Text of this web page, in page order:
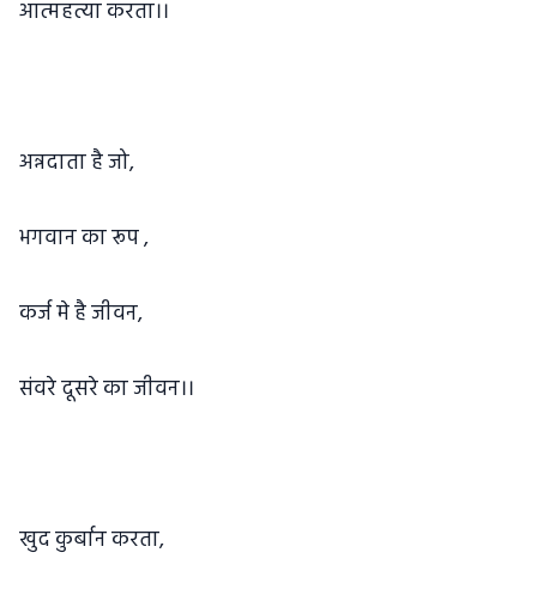
आत्महत्या करता।।
अन्नदाता है जो,
भगवान का रूप ,
कर्ज मे है जीवन,
संवरे दूसरे का जीवन।।
खुद कुर्बान करता,